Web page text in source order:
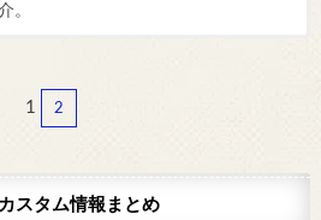
。
1 2
スタム情報まとめ